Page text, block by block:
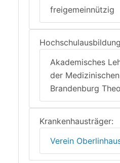
freigemeinnützig
Akademisches
der
Brandenburg
Krankenhausträger:
Verein